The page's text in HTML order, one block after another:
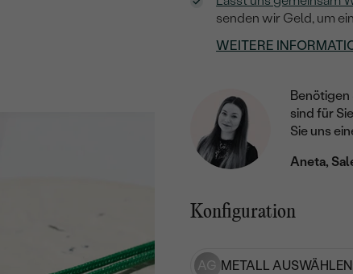
senden wir Geld, um
WEITERE
Benötigen
sind für
Sie uns
Aneta,
Konfiguration
AG METALL